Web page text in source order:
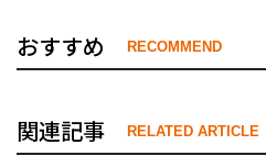
おすすめ RECOMMEND
関連記事 RELATED ARTICLE